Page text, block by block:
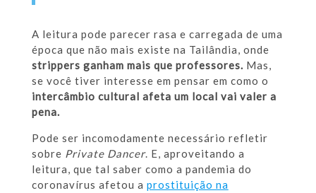
A leitura pode parecer rasa e carregada de uma
época que não mais existe na Tailândia, onde
strippers ganham mais que professores. Mas,
se você tiver interesse em pensar em como o
intercâmbio cultural afeta um local vai valer a
pena.
Pode ser incomodamente necessário refletir
sobre Private Dancer. E, aproveitando a
leitura, que tal saber como a pandemia do
coronavírus afetou a prostituição na